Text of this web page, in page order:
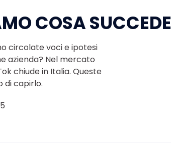
COSA SUCCEDE
circolate voci e ipotesi
azienda? Nel mercato
chiude in Italia. Queste
di capirlo.